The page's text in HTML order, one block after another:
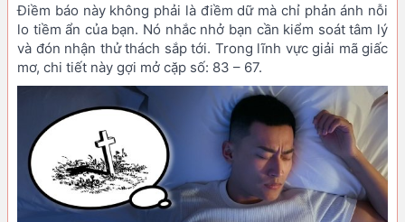
Điềm báo này không phải là điềm dữ mà chỉ phản ánh nỗi
lo tiềm ẩn của bạn. Nó nhắc nhở bạn cần kiểm soát tâm lý
và đón nhận thử thách sắp tới. Trong lĩnh vực giải mã giấc
mơ, chi tiết này gợi mở cặp số: 83 – 67.